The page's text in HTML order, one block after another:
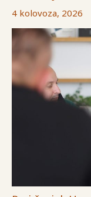
4 kolovoza, 2026